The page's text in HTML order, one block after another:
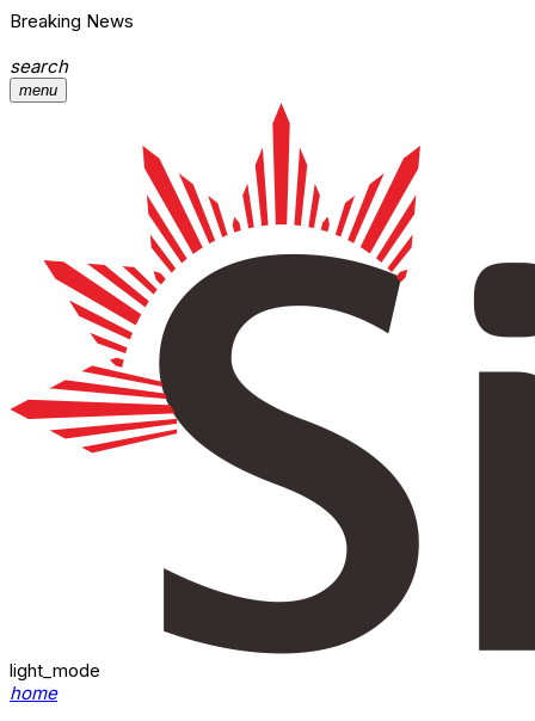
Breaking News
search
menu
light_mode
home